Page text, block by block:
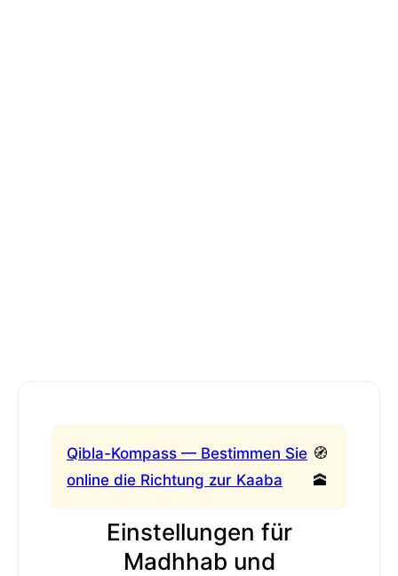
Qibla-Kompass — Bestimmen Sie
online die Richtung zur Kaaba
🧭
🕋
Einstellungen für
Madhhab und